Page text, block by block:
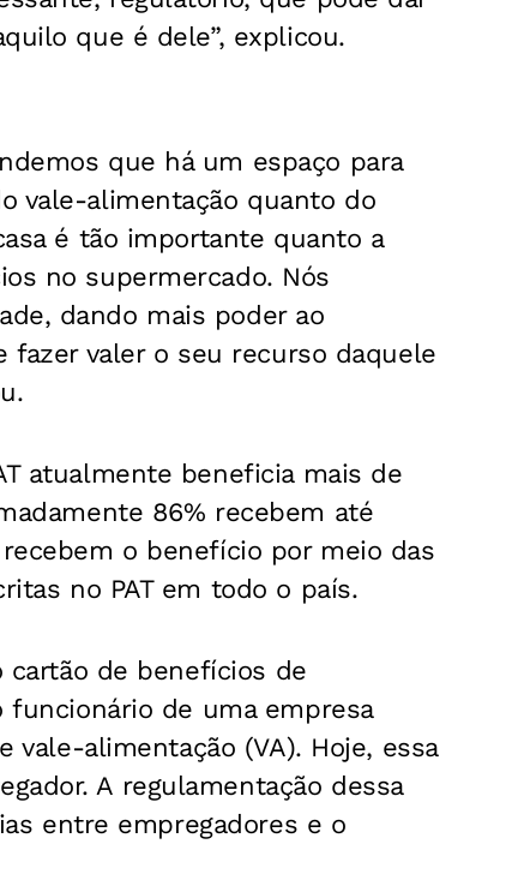
que é dele”, explicou.
que há um espaço para
vale-alimentação quanto do
é tão importante quanto a
no supermercado. Nós
dando mais poder ao
valer o seu recurso daquele
atualmente beneficia mais de
86% recebem até
o benefício por meio das
no PAT em todo o país.
de benefícios de
funcionário de uma empresa
vale-alimentação (VA). Hoje, essa
A regulamentação dessa
entre empregadores e o